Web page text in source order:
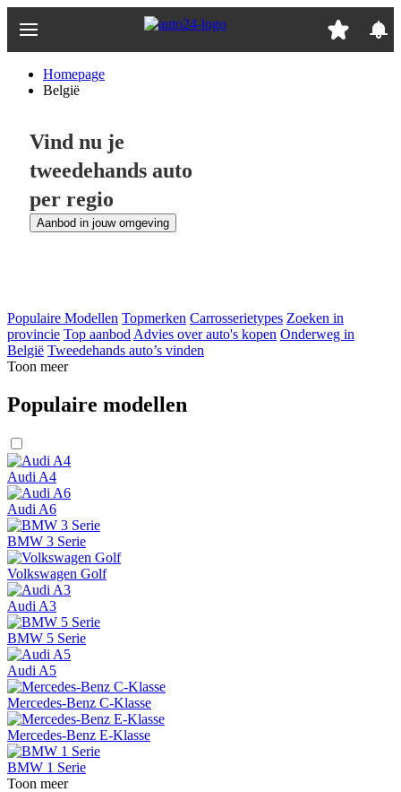
naar
Homepage
België
Vind nu je
tweedehands auto
per regio
Aanbod in jouw omgeving
Populaire Modellen Topmerken Carrosserietypes Zoeken in
provincie Top aanbod Advies over auto's kopen Onderweg in
België Tweedehands auto’s vinden
Toon meer
Populaire modellen
Audi A4
Audi A6
BMW 3 Serie
Volkswagen Golf
Audi A3
BMW 5 Serie
Audi A5
Mercedes-Benz C-Klasse
Mercedes-Benz E-Klasse
BMW 1 Serie
Toon meer